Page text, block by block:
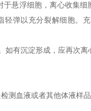
悬浮细胞，离心收集
弹以充分裂解细胞。
有沉淀形成，应再次离
测血液或者其他体液样